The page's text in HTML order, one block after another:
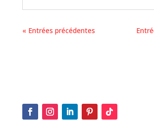
« Entrées précédentes